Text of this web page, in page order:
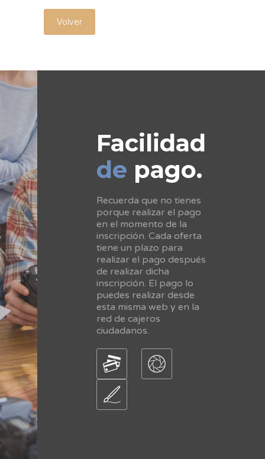
Volver
Facilidad
de pago.
Recuerda que no tienes
porque realizar el pago
en el momento de la
inscripción. Cada oferta
tiene un plazo para
realizar el pago después
de realizar dicha
inscripción. El pago lo
puedes realizar desde
esta misma web y en la
red de cajeros
ciudadanos.